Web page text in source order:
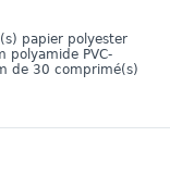
papier polyester
polyamide PVC-
de 30 comprimé(s)